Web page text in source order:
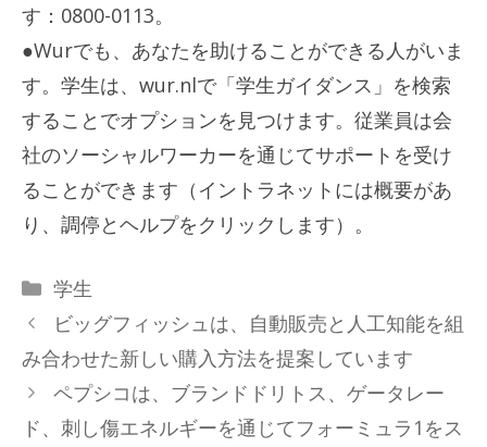
す：0800-0113。
●Wurでも、あなたを助けることができる人がいま
す。学生は、wur.nlで「学生ガイダンス」を検索
することでオプションを見つけます。従業員は会
社のソーシャルワーカーを通じてサポートを受け
ることができます（イントラネットには概要があ
り、調停とヘルプをクリックします）。
カ
テ
リ
ー
学生
ビッグフィッシュは、自動販売と人工知能を組
み合わせた新しい購入方法を提案しています
ペプシコは、ブランドドリトス、ゲータレー
ド、刺し傷エネルギーを通じてフォーミュラ1をス